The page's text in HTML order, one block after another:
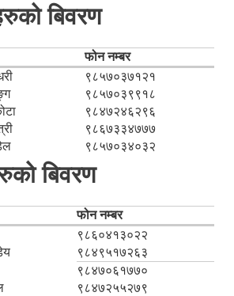
बिवरण
फोन नम्बर
९८५७०३७१२१
९८५७०३९९१८
९८४७२४६२९६
९८६७३३४७७७
९८५७०३४०३२
बिवरण
फोन नम्बर
९८६०४१३०२२
९८४९५१७२६३
९८४७०६१७७०
९८४७२५५२७९